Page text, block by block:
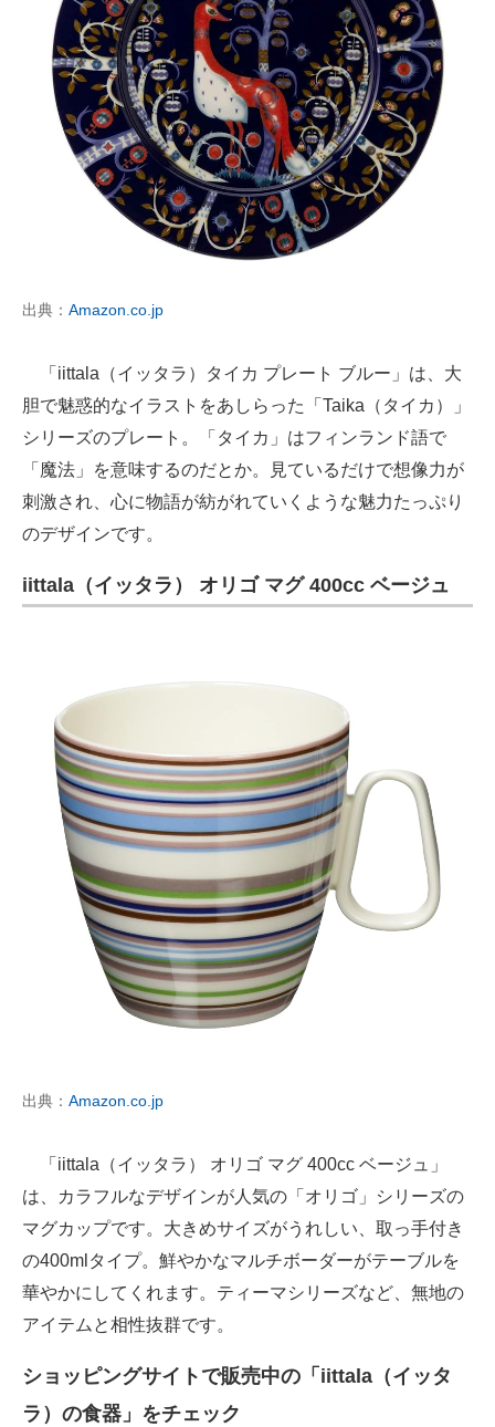
出典： Amazon.co.jp
「iittala（イッタラ）タイカ プレート ブルー」は、大
胆で魅惑的なイラストをあしらった「Taika（タイカ）」
シリーズのプレート。「タイカ」はフィンランド語で
「魔法」を意味するのだとか。見ているだけで想像力が
刺激され、心に物語が紡がれていくような魅力たっぷり
のデザインです。
iittala（イッタラ） オリゴ マグ 400cc ベージュ
出典： Amazon.co.jp
「iittala（イッタラ） オリゴ マグ 400cc ベージュ」
は、カラフルなデザインが人気の「オリゴ」シリーズの
マグカップです。大きめサイズがうれしい、取っ手付き
の400mlタイプ。鮮やかなマルチボーダーがテーブルを
華やかにしてくれます。ティーマシリーズなど、無地の
アイテムと相性抜群です。
ショッピングサイトで販売中の「iittala（イッタ
ラ）の食器」をチェック